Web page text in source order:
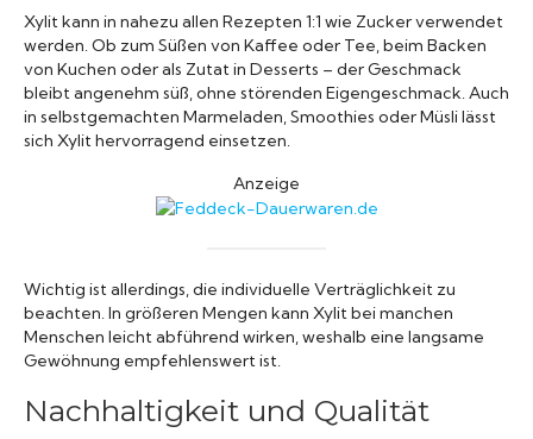
Xylit kann in nahezu allen Rezepten 1:1 wie Zucker verwendet
werden. Ob zum Süßen von Kaffee oder Tee, beim Backen
von Kuchen oder als Zutat in Desserts – der Geschmack
bleibt angenehm süß, ohne störenden Eigengeschmack. Auch
in selbstgemachten Marmeladen, Smoothies oder Müsli lässt
sich Xylit hervorragend einsetzen.
Anzeige
Wichtig ist allerdings, die individuelle Verträglichkeit zu
beachten. In größeren Mengen kann Xylit bei manchen
Menschen leicht abführend wirken, weshalb eine langsame
Gewöhnung empfehlenswert ist.
Nachhaltigkeit und Qualität